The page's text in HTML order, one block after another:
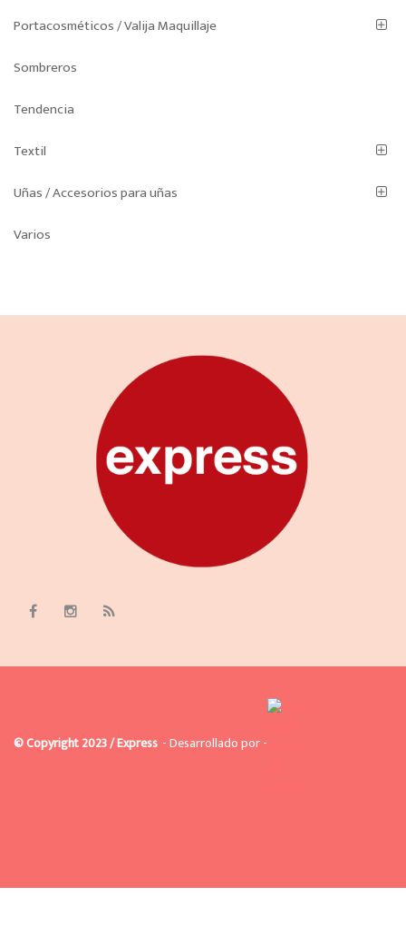
Portacosméticos / Valija Maquillaje
Sombreros
Tendencia
Textil
Uñas / Accesorios para uñas
Varios
© Copyright 2023 / Express - Desarrollado por -